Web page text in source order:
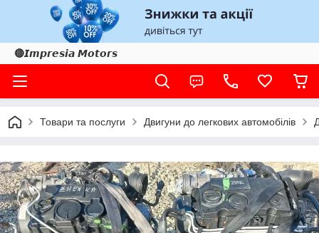
🔴𝙄𝙢𝙥𝙧𝙚𝙨𝙞𝙖 𝙈𝙤𝙩𝙤𝙧𝙨
Товари та послуги Двигуни до легкових автомобілів